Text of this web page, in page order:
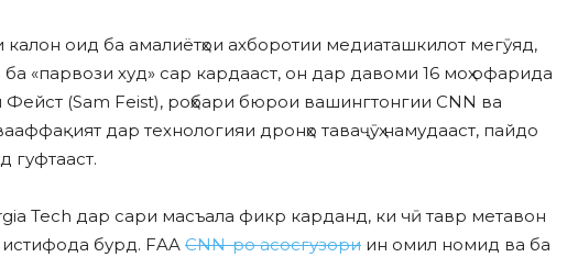
калон оид ба амалиётҳои ахборотии медиаташкилот мегӯяд,
«парвози худ» сар кардааст, он дар давоми 16 моҳ офарида
(Sam Feist), роҳбари бюрои вашингтонгии CNN ва
дар технологияи дронҳо таваҷӯҳ намудааст, пайдо
гуфтааст.
Tech дар сари масъала фикр карданд, ки чӣ тавр метавон
бурд. FAA CNN-ро асосгузори ин омил номид ва ба